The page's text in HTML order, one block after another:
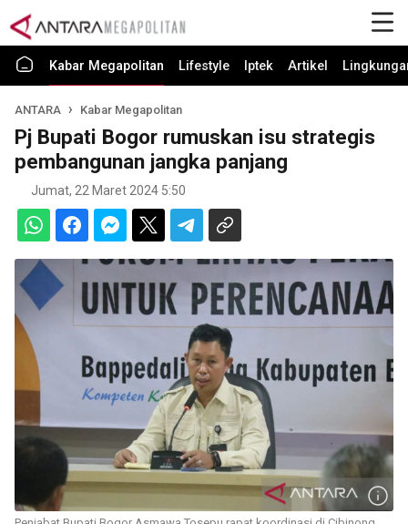
Kabar Megapolitan Lifestyle Iptek Artikel
ANTARA Kabar Megapolitan
Pj Bupati Bogor rumuskan isu strategis
pembangunan jangka panjang
Jumat, 22 Maret 2024 5:50